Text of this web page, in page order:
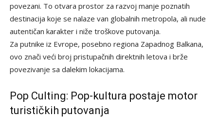
povezani. To otvara prostor za razvoj manje poznatih
destinacija koje se nalaze van globalnih metropola, ali nude
autentičan karakter i niže troškove putovanja.
Za putnike iz Evrope, posebno regiona Zapadnog Balkana,
ovo znači veći broj pristupačnih direktnih letova i brže
povezivanje sa dalekim lokacijama.
Pop Culting: Pop-kultura postaje motor
turističkih putovanja